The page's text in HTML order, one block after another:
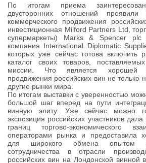
По итогам приема
двусторонних отношений
коммерческого продвижения
инвестиционная Milford Partners Ltd,
супермаркеты) Marks & Spencer plc
компания International Diplomatic
которых уже сейчас готова включить
каталог своих товаров,
миссии. Что является хорошей
продвижения российских вин не только
другие рынки мира.
По итогам выставки с уверенностью
большой шаг вперед на пути
винную элиту. Уже сейчас можно
экспозиция российских участников
границ торгово-экономического
операторами рынка и предоставила
для широкого обмена опытом и
сотрудничества в отрасли
российских вин на Лондонской винной